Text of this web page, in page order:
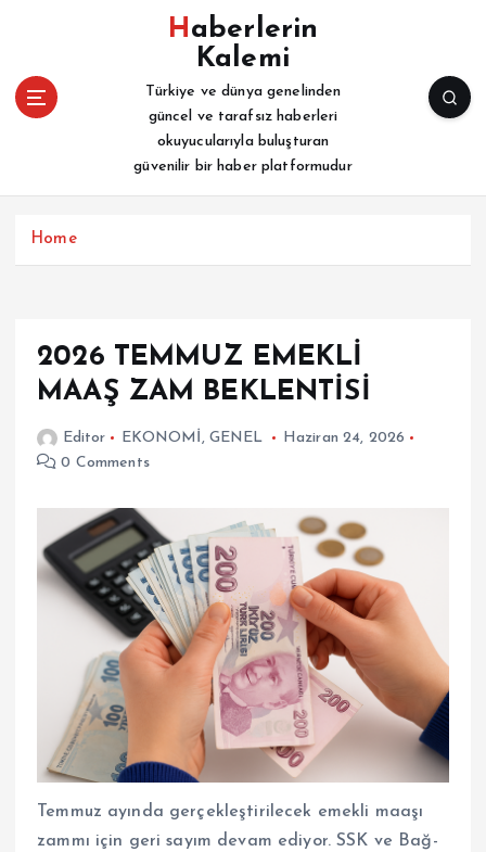
Haberlerin
Kalemi
Türkiye ve dünya genelinden
güncel ve tarafsız haberleri
okuyucularıyla buluşturan
güvenilir bir haber platformudur
Home
2026 TEMMUZ EMEKLİ
MAAŞ ZAM BEKLENTİSİ
Editor EKONOMİ , GENEL
Haziran 24, 2026
0 Comments
Temmuz ayında gerçekleştirilecek emekli maaşı
zammı için geri sayım devam ediyor. SSK ve Bağ-